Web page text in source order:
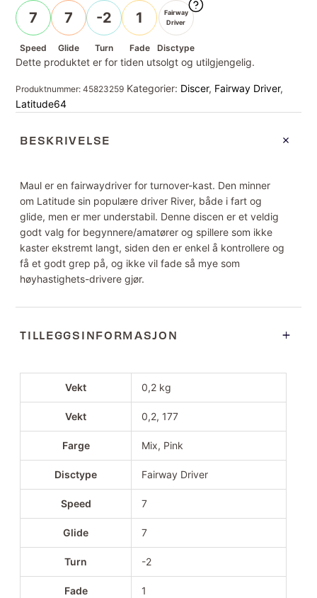
7
Speed
7
Glide
-2
Turn
1
Fade
Fairway
Driver
Disctype
Dette produktet er for tiden utsolgt og utilgjengelig.
Produktnummer:45823259 Kategorier: Discer, Fairway Driver,
Latitude64
BESKRIVELSE
Maul er en fairwaydriver for turnover-kast. Den minner
om Latitude sin populære driver River, både i fart og
glide, men er mer understabil. Denne discen er et veldig
godt valg for begynnere/amatører og spillere som ikke
kaster ekstremt langt, siden den er enkel å kontrollere og
få et godt grep på, og ikke vil fade så mye som
høyhastighets-drivere gjør.
TILLEGGSINFORMASJON
Vekt 0,2 kg
Vekt 0,2, 177
Farge Mix, Pink
Disctype Fairway Driver
Speed 7
Glide 7
Turn -2
Fade 1